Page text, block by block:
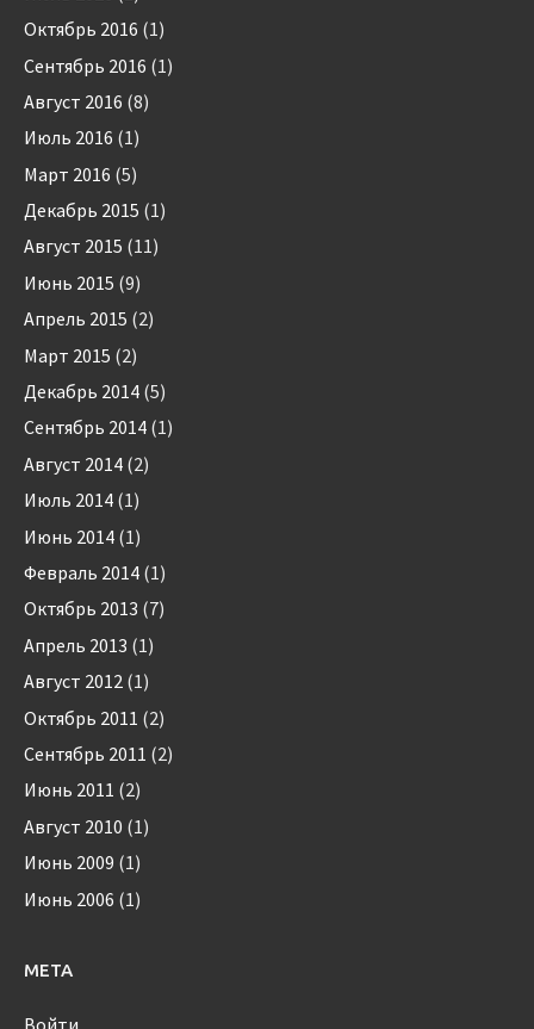
Октябрь 2016 (1)
Сентябрь 2016 (1)
Август 2016 (8)
Июль 2016 (1)
Март 2016 (5)
Декабрь 2015 (1)
Август 2015 (11)
Июнь 2015 (9)
Апрель 2015 (2)
Март 2015 (2)
Декабрь 2014 (5)
Сентябрь 2014 (1)
Август 2014 (2)
Июль 2014 (1)
Июнь 2014 (1)
Февраль 2014 (1)
Октябрь 2013 (7)
Апрель 2013 (1)
Август 2012 (1)
Октябрь 2011 (2)
Сентябрь 2011 (2)
Июнь 2011 (2)
Август 2010 (1)
Июнь 2009 (1)
Июнь 2006 (1)
МЕТА
Войти